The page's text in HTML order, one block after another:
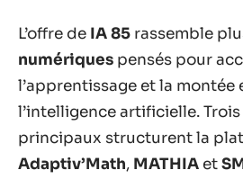
L’offre de IA 85 rassemble
numériques pensés pour
l’apprentissage et la montée
l’intelligence artificielle.
principaux structurent la
Adaptiv’Math, MATHIA et